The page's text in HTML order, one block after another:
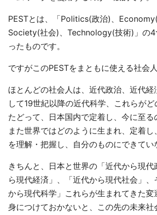
PESTとは、「Politics(政治)、Economy(
Society(社会)、Technology(技術)」の4
ったものです。
ですがこのPESTをまともに使える社会
ほとんどの社会人は、近代政治、近代経
して19世紀以降の近代科学、これらが
たどって、日本国内で定着し、今に至る
また世界ではどのように生まれ、定着し
を理解・把握し、自分のものにできてい
きちんと、日本と世界の「近代から現
ら現代経済」、「近代から現代社会」
から現代科学」これらが生まれてきた変
身につけておかないと、この先の未来社